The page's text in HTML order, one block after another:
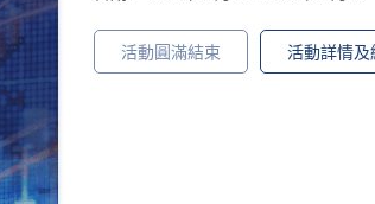
活動圓滿結束 活動詳情及